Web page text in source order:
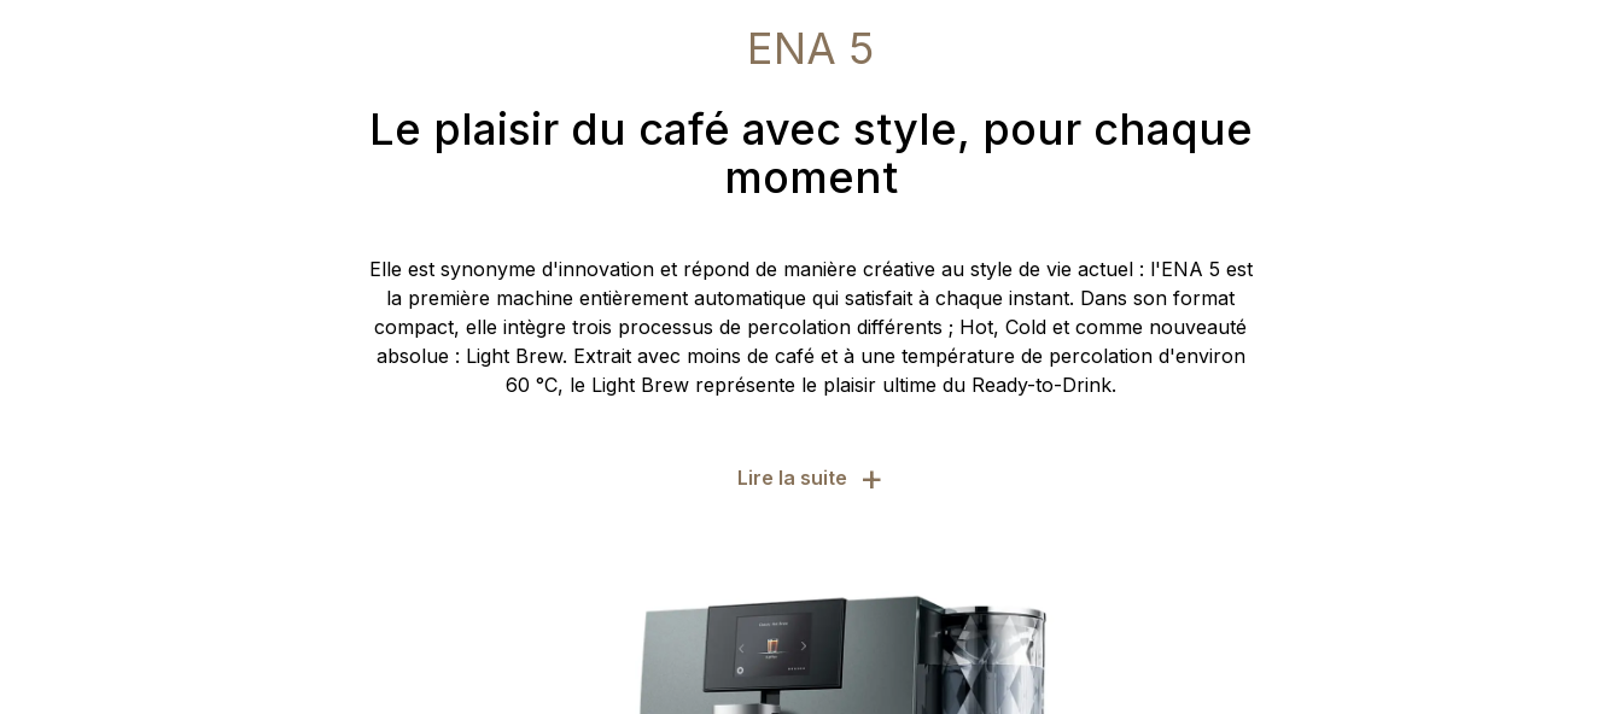
ENA 5
Le plaisir du café avec style, pour chaque
moment
Elle est synonyme d'innovation et répond de manière créative au style de vie actuel : l'ENA 5 est
la première machine entièrement automatique qui satisfait à chaque instant. Dans son format
compact, elle intègre trois processus de percolation différents ; Hot, Cold et comme nouveauté
absolue : Light Brew. Extrait avec moins de café et à une température de percolation d'environ
60 °C, le Light Brew représente le plaisir ultime du Ready-to-Drink.
Lire la suite +